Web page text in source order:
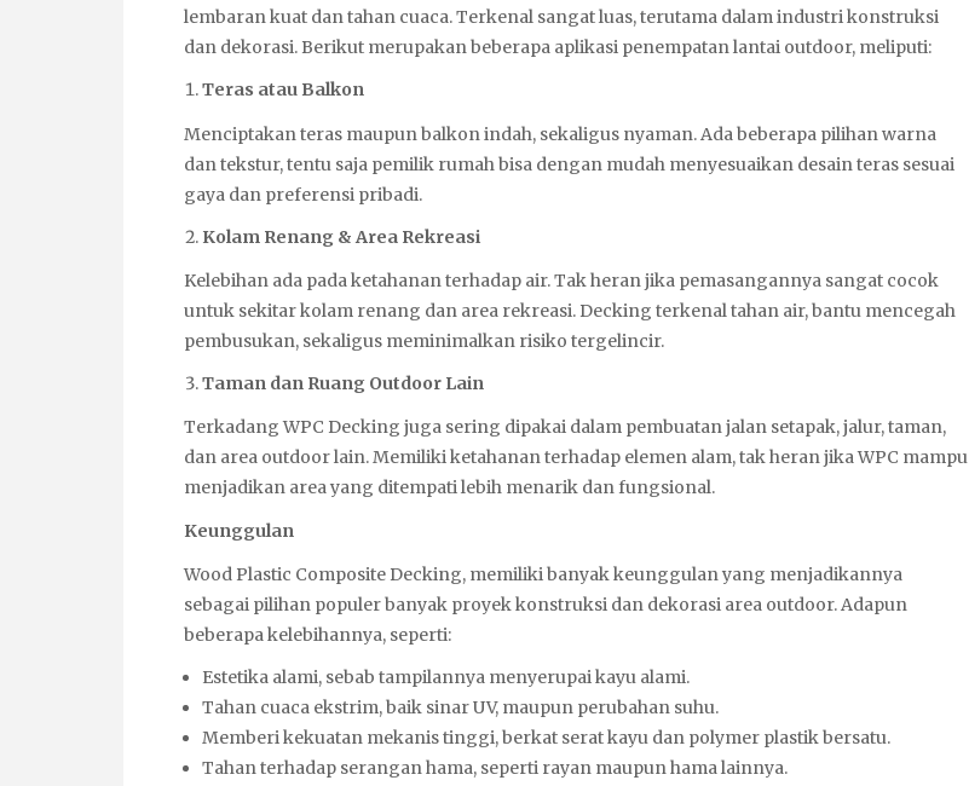
lembaran kuat dan tahan cuaca. Terkenal sangat luas, terutama dalam industri konstruksi
dan dekorasi. Berikut merupakan beberapa aplikasi penempatan lantai outdoor, meliputi:
Teras atau Balkon
Menciptakan teras maupun balkon indah, sekaligus nyaman. Ada beberapa pilihan warna
dan tekstur, tentu saja pemilik rumah bisa dengan mudah menyesuaikan desain teras sesuai
gaya dan preferensi pribadi.
Kolam Renang & Area Rekreasi
Kelebihan ada pada ketahanan terhadap air. Tak heran jika pemasangannya sangat cocok
untuk sekitar kolam renang dan area rekreasi. Decking terkenal tahan air, bantu mencegah
pembusukan, sekaligus meminimalkan risiko tergelincir.
Taman dan Ruang Outdoor Lain
Terkadang WPC Decking juga sering dipakai dalam pembuatan jalan setapak, jalur, taman,
dan area outdoor lain. Memiliki ketahanan terhadap elemen alam, tak heran jika WPC mampu
menjadikan area yang ditempati lebih menarik dan fungsional.
Keunggulan
Wood Plastic Composite Decking, memiliki banyak keunggulan yang menjadikannya
sebagai pilihan populer banyak proyekkonstruksi dan dekorasi area outdoor. Adapun
beberapa kelebihannya, seperti:
Estetika alami, sebab tampilannya menyerupai kayu alami.
Tahan cuaca ekstrim, baik sinar UV, maupun perubahan suhu.
Memberi kekuatan mekanis tinggi, berkat serat kayu dan polymer plastik bersatu.
Tahan terhadap serangan hama, seperti rayan maupun hama lainnya.